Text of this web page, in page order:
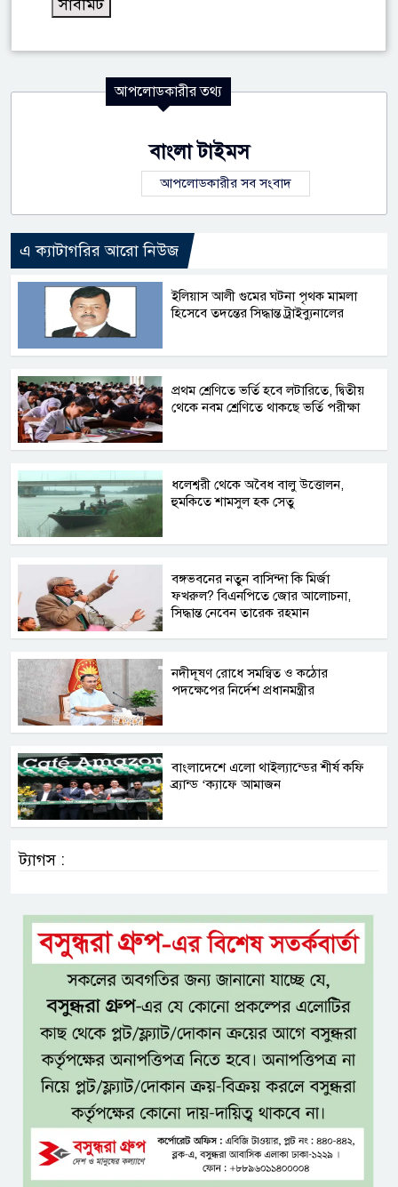
আপলোডকারীর তথ্য
বাংলা টাইমস
আপলোডকারীর সব সংবাদ
এ ক্যাটাগরির আরো নিউজ
ইলিয়াস আলী গুমের ঘটনা পৃথক মামলা
হিসেবে তদন্তের সিদ্ধান্ত ট্রাইব্যুনালের
প্রথম শ্রেণিতে ভর্তি হবে লটারিতে, দ্বিতীয়
থেকে নবম শ্রেণিতে থাকছে ভর্তি পরীক্ষা
ধলেশ্বরী থেকে অবৈধ বালু উত্তোলন,
হুমকিতে শামসুল হক সেতু
বঙ্গভবনের নতুন বাসিন্দা কি মির্জা
ফখরুল? বিএনপিতে জোর আলোচনা,
সিদ্ধান্ত নেবেন তারেক রহমান
নদীদূষণ রোধে সমন্বিত ও কঠোর
পদক্ষেপের নির্দেশ প্রধানমন্ত্রীর
বাংলাদেশে এলো থাইল্যান্ডের শীর্ষ কফি
ব্র্যান্ড ‘ক্যাফে আমাজন
ট্যাগস :